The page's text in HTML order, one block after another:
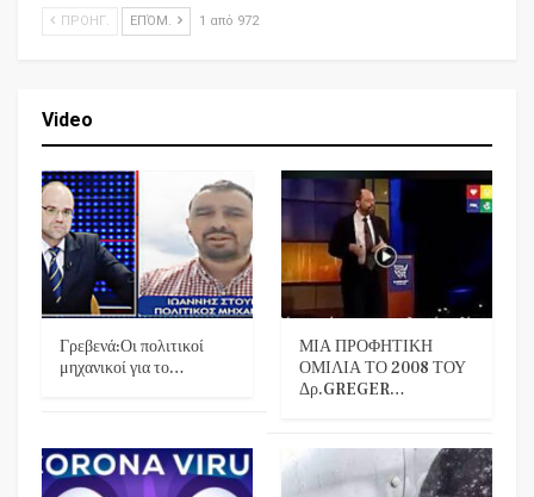
ΠΡΟΗΓ. ΕΠΌΜ. 1 από 972
Video
Γρεβενά:Οι πολιτικοί
μηχανικοί για το…
ΜΙΑ ΠΡΟΦΗΤΙΚΗ
ΟΜΙΛΙΑ ΤΟ 2008 ΤΟΥ
Δρ.GREGER…